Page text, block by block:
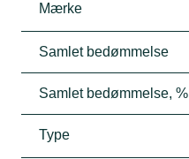
Mærke
Samlet bedømmelse
Samlet bedømmelse, %
Type